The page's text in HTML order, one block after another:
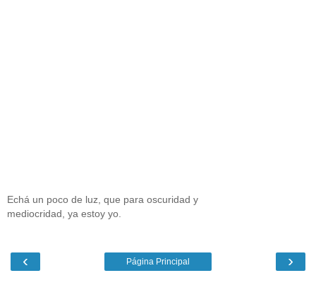
Echá un poco de luz, que para oscuridad y
mediocridad, ya estoy yo.
‹ ›
Página Principal